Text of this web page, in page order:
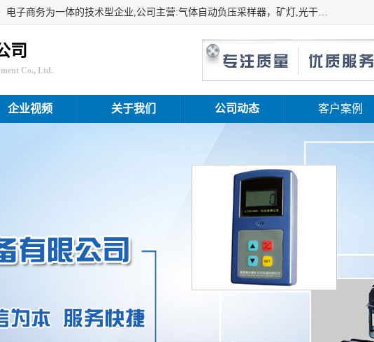
山东振达工矿设备有限公司是集科研开发、生产加工、电子商务为一体的技术型企业,公司主营:气体自动负压采样器，矿灯,光干涉甲烷测定器及其校验仪,甲烷报警仪及其校验装置,甲烷传感器校验装置,粉尘校验装置,煤尘爆炸校验装置,高压水表,三点测径规,圆型规,钢规磨耗仪,第四种检查器,内距尺,轮径尺,样板等铁路配件仪表,矿用设备等产品.
司
Co., Ltd.
企业视频 关于我们 公司动态 客户案例